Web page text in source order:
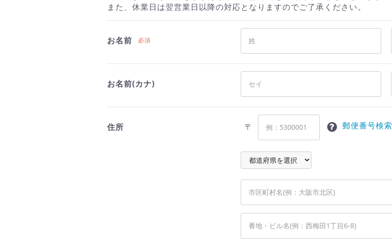
また、休業日は翌営業日以降の対応となりますのでご了承ください。
お名前 必須
お名前(カナ)
住所 〒 郵便番号検索